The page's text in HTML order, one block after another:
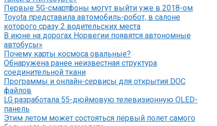
Первые 5G-смартфоны могут выйти уже в 2018-ом
Toyota представила автомобиль-робот, в салоне
которого сразу 2 водительских места
В июне на дорогах Норвегии появятся автономные
автобусы»
Почему карты космоса овальные?
Обнаружена ранее неизвестная структура
соединительной ткани
Программы и онлайн-сервисы для открытия DOC
файлов
LG разработала 55-дюймовую телевизионную OLED-
панель
Этим летом может состояться первый полет самого